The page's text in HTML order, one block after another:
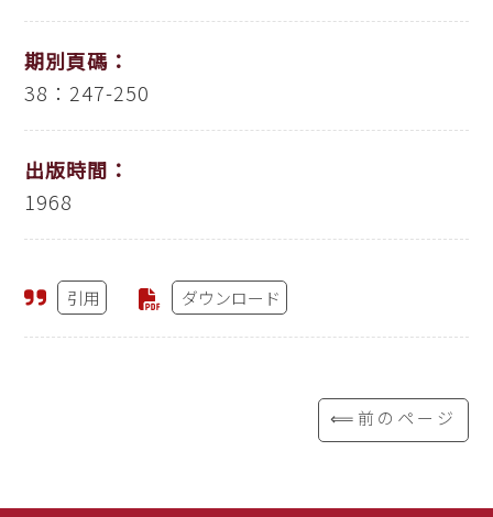
期別頁碼：
38：247-250
出版時間：
1968
引用 ダウンロード
⟸前のページ